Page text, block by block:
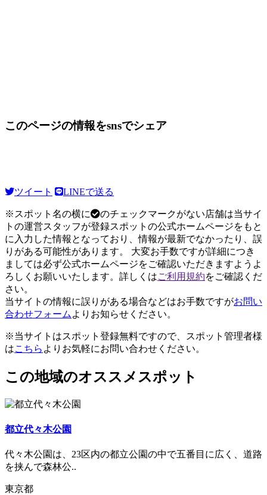
このページの情報をsnsでシェア
ツイート LINEで送る
※スポット名の横に
のチェックマークがない店舗は当サイ
トの運営スタッフが登録スポットの公式ホームページをもと
に入力した情報となっており、情報が最新でなかったり、誤
りがある可能性があります。 大変お手数ですが詳細につき
ましては必ず公式ホームページをご確認いただきますようよ
ろしくお願いいたします。詳しくはご利用規約をご確認くだ
さい。
当サイトの情報に誤りがある場合などはお手数ですがお問い
合わせフォーム よりお知らせください。
※当サイトはスポット登録無料ですので、スポット管理者様
はこちら よりお気軽にお問い合わせください。
この地域のオススメスポット
都立代々木公園
代々木公園は、23区内の都立公園の中で五番目に広く、道路
を挟んで森林公..
東京都